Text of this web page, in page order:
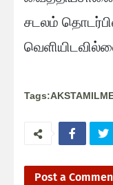
சடலம்
Post a